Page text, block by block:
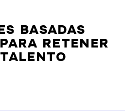
BASADAS
RETENER